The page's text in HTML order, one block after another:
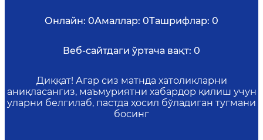
Онлайн: 0Амаллар: 0Ташрифлар: 0
Веб-сайтдаги ўртача вақт: 0
Диққат! Агар сиз матнда хатоликларни
аниқласангиз, маъмуриятни хабардор қилиш учун
уларни белгилаб, пастда ҳосил бўладиган тугмани
босинг